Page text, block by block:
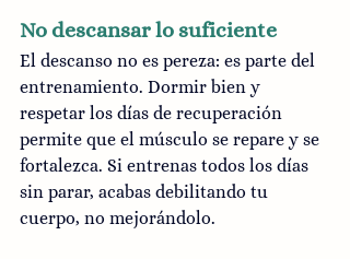
No descansar lo suficiente
El descanso no es pereza: es parte del
entrenamiento. Dormir bien y
respetar los días de recuperación
permite que el músculo se repare y se
fortalezca. Si entrenas todos los días
sin parar, acabas debilitando tu
cuerpo, no mejorándolo.